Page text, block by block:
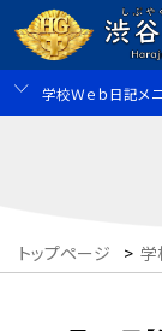
学校Ｗｅｂ日記メ
トップページ > 学